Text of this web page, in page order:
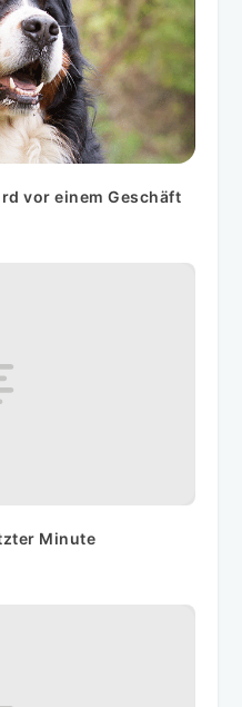
vor einem Geschäft
Minute